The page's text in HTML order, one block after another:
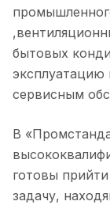
бытовых
сервисным
В
готовы
задачу,